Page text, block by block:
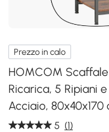
Prezzo in calo
HOMCOM
Ricarica, 5 Ripiani
Acciaio,
5 (1)